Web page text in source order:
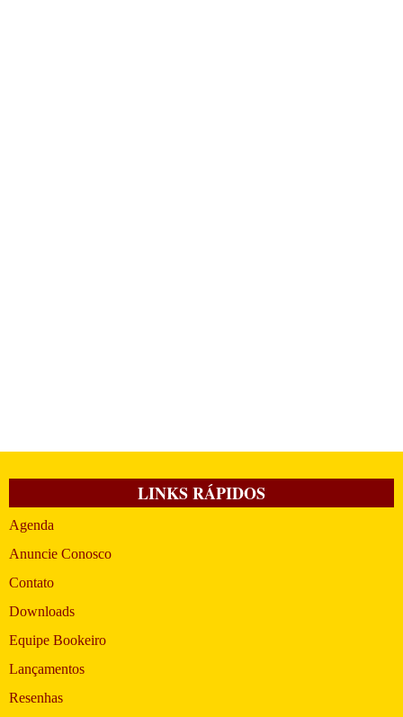
LINKS RÁPIDOS
Agenda
Anuncie Conosco
Contato
Downloads
Equipe Bookeiro
Lançamentos
Resenhas